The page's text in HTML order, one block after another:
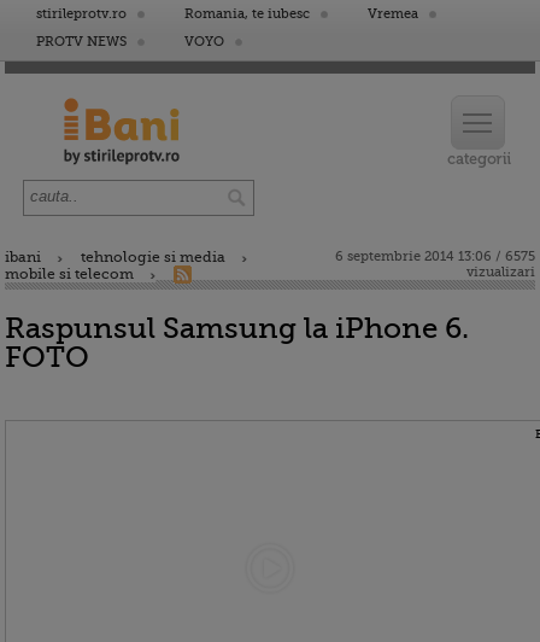
stirileprotv.ro Romania, te iubesc
Vremea
PROTV NEWS
VOYO
ibani
tehnologie si media
mobile si telecom
6 septembrie 2014 13:06 / 6575
vizualizari
Raspunsul Samsung la iPhone 6.
FOTO